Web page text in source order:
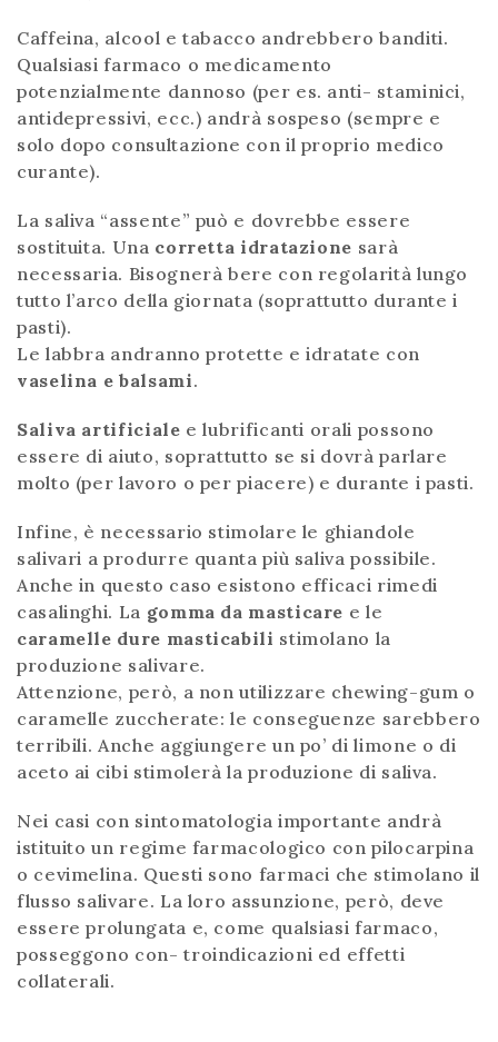
Caffeina, alcool e tabacco andrebbero banditi.
Qualsiasi farmaco o medicamento
potenzialmente dannoso (per es. anti- staminici,
antidepressivi, ecc.) andrà sospeso (sempre e
solo dopo consultazione con il proprio medico
curante).
La saliva “assente” può e dovrebbe essere
sostituita. Una corretta idratazione sarà
necessaria. Bisognerà bere con regolarità lungo
tutto l’arco della giornata (soprattutto durante i
pasti).
Le labbra andranno protette e idratate con
vaselina e balsami.
Saliva artificiale e lubrificanti orali possono
essere di aiuto, soprattutto se si dovrà parlare
molto (per lavoro o per piacere) e durante i pasti.
Infine, è necessario stimolare le ghiandole
salivari a produrre quanta più saliva possibile.
Anche in questo caso esistono efficaci rimedi
casalinghi. La gomma da masticare e le
caramelle dure masticabili stimolano la
produzione salivare.
Attenzione, però, a non utilizzare chewing-gum o
caramelle zuccherate: le conseguenze sarebbero
terribili. Anche aggiungere un po’ di limone o di
aceto ai cibi stimolerà la produzione di saliva.
Nei casi con sintomatologia importante andrà
istituito un regime farmacologico con pilocarpina
o cevimelina. Questi sono farmaci che stimolano il
flusso salivare. La loro assunzione, però, deve
essere prolungata e, come qualsiasi farmaco,
posseggono con- troindicazioni ed effetti
collaterali.